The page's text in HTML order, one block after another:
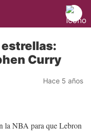
estrellas:
Curry
Hace 5 años
la NBA para que Lebron